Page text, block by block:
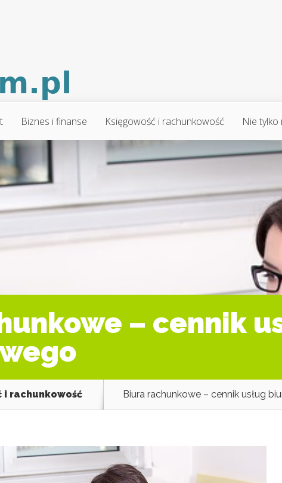
Biznes i finanse Księgowość i rachunkowość Nie tylko
– cennik
i rachunkowość Biura rachunkowe – cennik usług